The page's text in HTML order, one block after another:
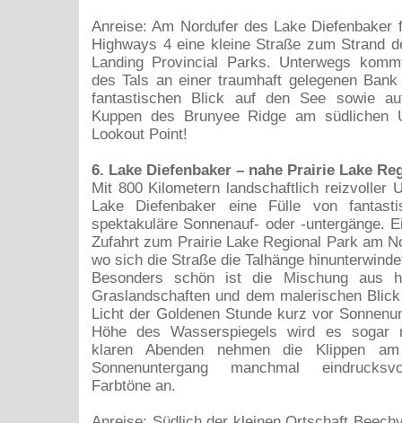
Anreise: Am Nordufer des Lake Diefenbaker
Highways 4 eine kleine Straße zum Strand
Landing Provincial Parks. Unterwegs
des Tals an einer traumhaft gelegenen
fantastischen Blick auf den See sowie
Kuppen des Brunyee Ridge am südlichen
Lookout Point!
6. Lake Diefenbaker – nahe Prairie Lake
Mit 800 Kilometern landschaftlich reizvoller
Lake Diefenbaker eine Fülle von
spektakuläre Sonnenauf- oder -untergänge.
Zufahrt zum Prairie Lake Regional Park am
wo sich die Straße die Talhänge
Besonders schön ist die Mischung aus
Graslandschaften und dem malerischen
Licht der Goldenen Stunde kurz vor
Höhe des Wasserspiegels wird es sogar
klaren Abenden nehmen die Klippen
Sonnenuntergang manchmal
Farbtöne an.